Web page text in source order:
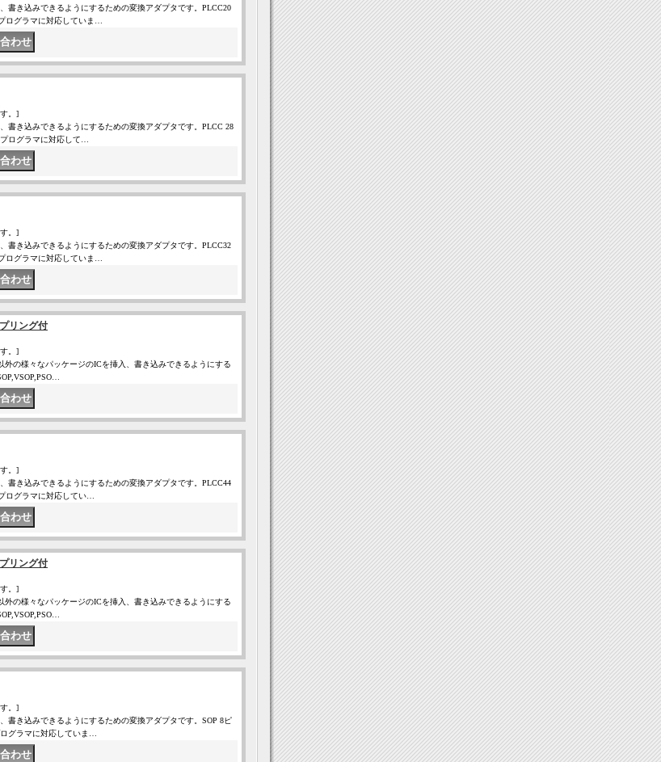
書き込みできるようにするための変換アダプタです。PLCC20
ログラマに対応していま…
。]
書き込みできるようにするための変換アダプタです。PLCC 28
ログラマに対応して…
。]
書き込みできるようにするための変換アダプタです。PLCC32
ログラマに対応していま…
リング付
。]
の様々なパッケージのICを挿入、書き込みできるようにする
。]
書き込みできるようにするための変換アダプタです。PLCC44
ログラマに対応してい…
リング付
。]
の様々なパッケージのICを挿入、書き込みできるようにする
。]
書き込みできるようにするための変換アダプタです。SOP 8ピ
グラマに対応していま…